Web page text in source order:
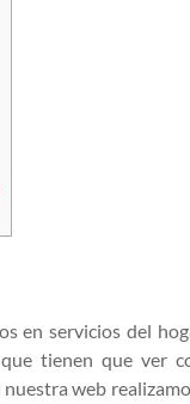
en servicios del
tienen que ver
web